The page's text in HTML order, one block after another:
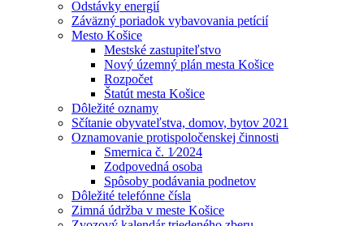
Odstávky energií
Záväzný poriadok vybavovania petícií
Mesto Košice
Mestské zastupiteľstvo
Nový územný plán mesta Košice
Rozpočet
Štatút mesta Košice
Dôležité oznamy
Sčítanie obyvateľstva, domov, bytov 2021
Oznamovanie protispoločenskej činnosti
Smernica č. 1⁄2024
Zodpovedná osoba
Spôsoby podávania podnetov
Dôležité telefónne čísla
Zimná údržba v meste Košice